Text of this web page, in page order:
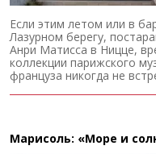
Если этим летом или в
Лазурном берегу,
Анри Матисса в Ницце,
коллекции парижского
француза никогда не
Марисоль: «Море и